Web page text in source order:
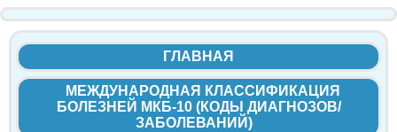
ГЛАВНАЯ
МЕЖДУНАРОДНАЯ КЛАССИФИКАЦИЯ
БОЛЕЗНЕЙ МКБ-10 (КОДЫ ДИАГНОЗОВ/
ЗАБОЛЕВАНИЙ)